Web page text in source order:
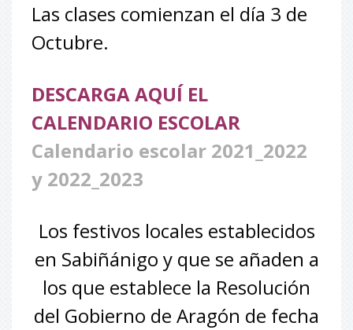
Las clases comienzan el día 3 de
Octubre.
DESCARGA AQUÍ EL
CALENDARIO ESCOLAR
Calendario escolar 2021_2022
y 2022_2023
Los festivos locales establecidos
en Sabiñánigo y que se añaden a
los que establece la Resolución
del Gobierno de Aragón de fecha